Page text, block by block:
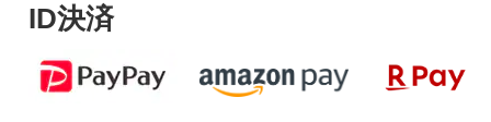
ID決済